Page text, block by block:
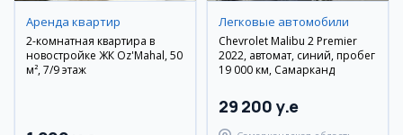
Аренда квартир
2-комнатная квартира в
новостройке ЖК Oz'Mahal, 50
м², 7/9 этаж
Легковые автомобили
Chevrolet Malibu 2 Premier
2022, автомат, синий, пробег
19 000 км, Самарканд
29 200 y.e